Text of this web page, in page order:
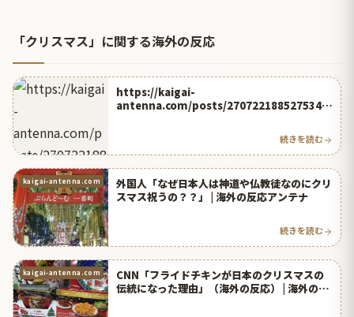
「クリスマス」に関する海外の反応
https://kaigai-
antenna.com/posts/2707221885275340
続きを読む
kaigai-antenna.com
外国人「なぜ日本人は神道や仏教徒なのにクリ
スマス祝うの？？」 | 海外の反応アンテナ
続きを読む
kaigai-antenna.com
CNN「フライドチキンが日本のクリスマスの
伝統になった理由」（海外の反応） | 海外の反